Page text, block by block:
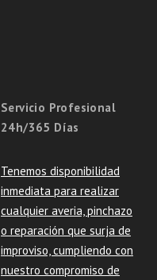
Servicio Profesional
24h/365 Días
Tenemos disponibilidad
inmediata para realizar
cualquier averia, pinchazo
o reparación que surja de
improviso, cumpliendo con
nuestro compromiso de